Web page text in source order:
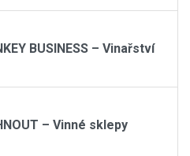
BUSINESS – Vinařství
– Vinné sklepy